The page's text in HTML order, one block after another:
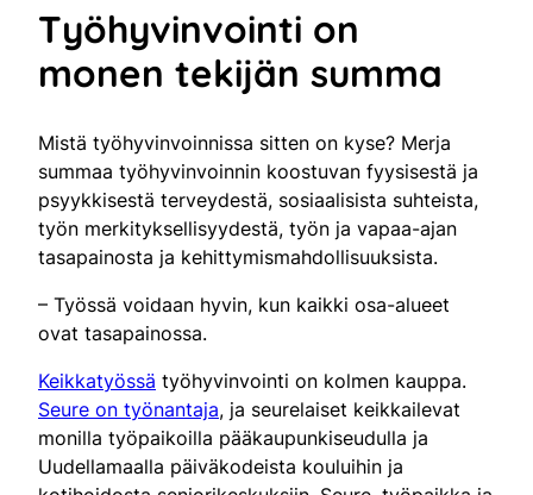
Työhyvinvointi on
monen tekijän summa
Mistä työhyvinvoinnissa sitten on kyse? Merja
summaa työhyvinvoinnin koostuvan fyysisestä ja
psyykkisestä terveydestä, sosiaalisista suhteista,
työn merkityksellisyydestä, työn ja vapaa-ajan
tasapainosta ja kehittymismahdollisuuksista.
– Työssä voidaan hyvin, kun kaikki osa-alueet
ovat tasapainossa.
Keikkatyössä työhyvinvointi on kolmen kauppa.
Seure on työnantaja, ja seurelaiset keikkailevat
monilla työpaikoilla pääkaupunkiseudulla ja
Uudellamaalla päiväkodeista kouluihin ja